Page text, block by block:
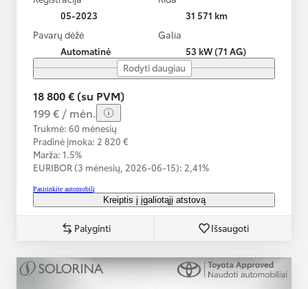
05-2023
31 571 km
Pavarų dėžė
Automatinė
Galia
53 kW (71 AG)
Rodyti daugiau
18 800 € (su PVM)
199 € / mėn.
Trukmė: 60 mėnesių
Pradinė įmoka: 2 820 €
Marža: 1.5%
EURIBOR (3 mėnesių, 2026-06-15): 2,41%
Pasirinkite automobilį
Kreiptis į įgaliotąjį atstovą
Palyginti Išsaugoti